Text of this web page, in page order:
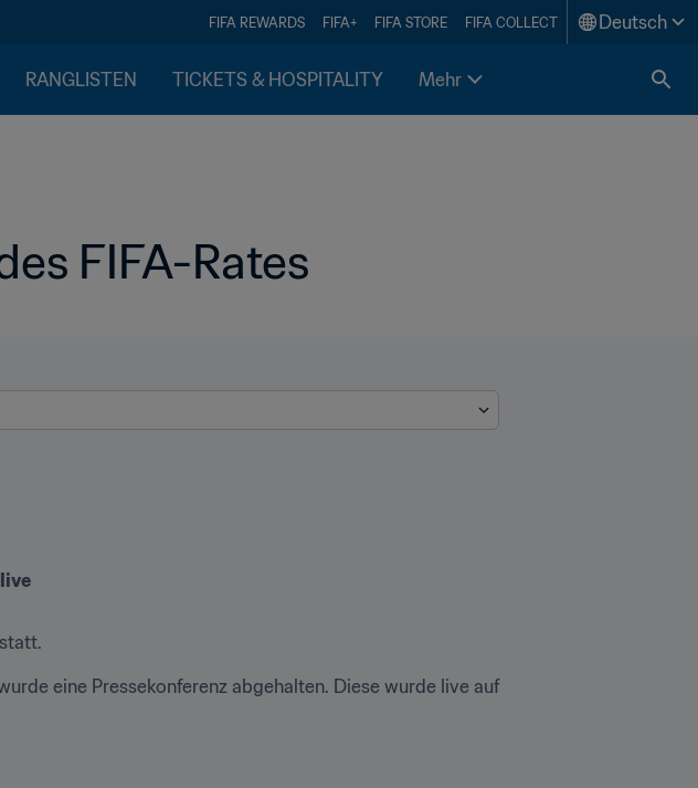
FIFA REWARDS FIFA+ FIFA STORE FIFA COLLECT Deutsch
RANGLISTEN TICKETS & HOSPITALITY Mehr
FIFA-Rates
eine Pressekonferenz abgehalten. Diese wurde live auf